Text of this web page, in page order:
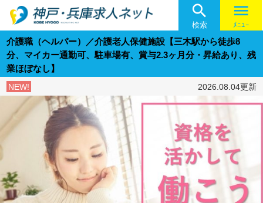

検索
menu
ﾒﾆｭｰ
介護職（ヘルパー）／介護老人保健施設【三木駅から徒歩8
分、マイカー通勤可、駐車場有、賞与2.3ヶ月分・昇給あり、残
業ほぼなし】
NEW! 2026.08.04更新